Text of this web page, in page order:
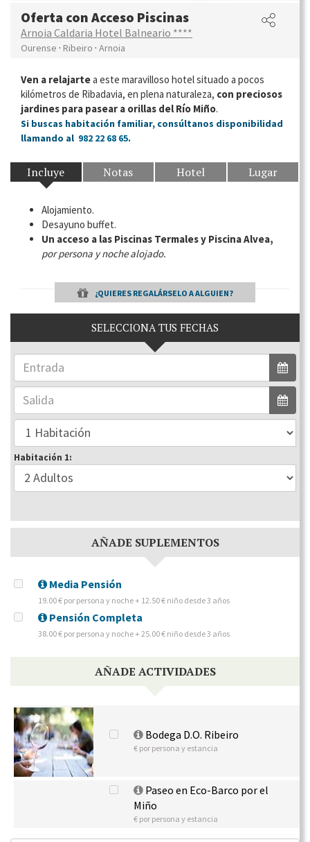
Oferta con Acceso Piscinas
Arnoia Caldaria Hotel Balneario ****
Ourense · Ribeiro · Arnoia
Ven a relajartea este maravilloso hotel situado a pocos
kilómetros de Ribadavia, en plena naturaleza, con preciosos
jardines para pasear a orillas del Río Miño.
Si buscas habitación familiar, consúltanos disponibilidad
llamando al 982 22 68 65.
Incluye Notas Hotel Lugar
Alojamiento.
Desayuno buffet.
Un acceso a las Piscinas Termales y Piscina Alvea,
por persona y noche alojado.
¿QUIERES REGALÁRSELO A ALGUIEN?
SELECCIONA TUS FECHAS
Habitación 1:
AÑADE SUPLEMENTOS
Media Pensión
19.00 € por persona y noche + 12.50 € niño desde 3 años
Pensión Completa
38.00 € por persona y noche + 25.00 € niño desde 3 años
AÑADE ACTIVIDADES
Bodega D.O. Ribeiro
€ por persona y estancia
Paseo en Eco-Barco por el
Miño
€ por persona y estancia